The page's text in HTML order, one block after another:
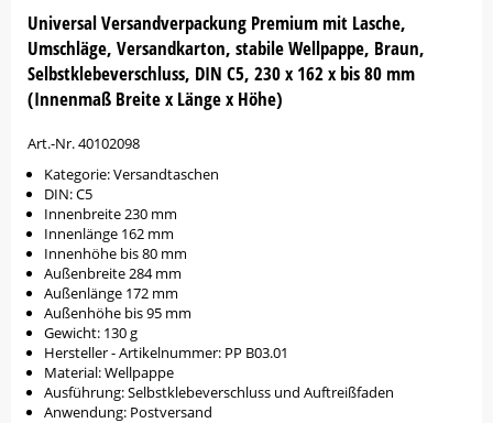
Universal Versandverpackung Premium mit Lasche,
Umschläge, Versandkarton, stabile Wellpappe, Braun,
Selbstklebeverschluss, DIN C5, 230 x 162 x bis 80 mm
(Innenmaß Breite x Länge x Höhe)
Art.-Nr. 40102098
Kategorie: Versandtaschen
DIN: C5
Innenbreite 230 mm
Innenlänge 162 mm
Innenhöhe bis 80 mm
Außenbreite 284 mm
Außenlänge 172 mm
Außenhöhe bis 95 mm
Gewicht: 130 g
Hersteller - Artikelnummer: PP B03.01
Material: Wellpappe
Ausführung: Selbstklebeverschluss und Auftreißfaden
Anwendung: Postversand